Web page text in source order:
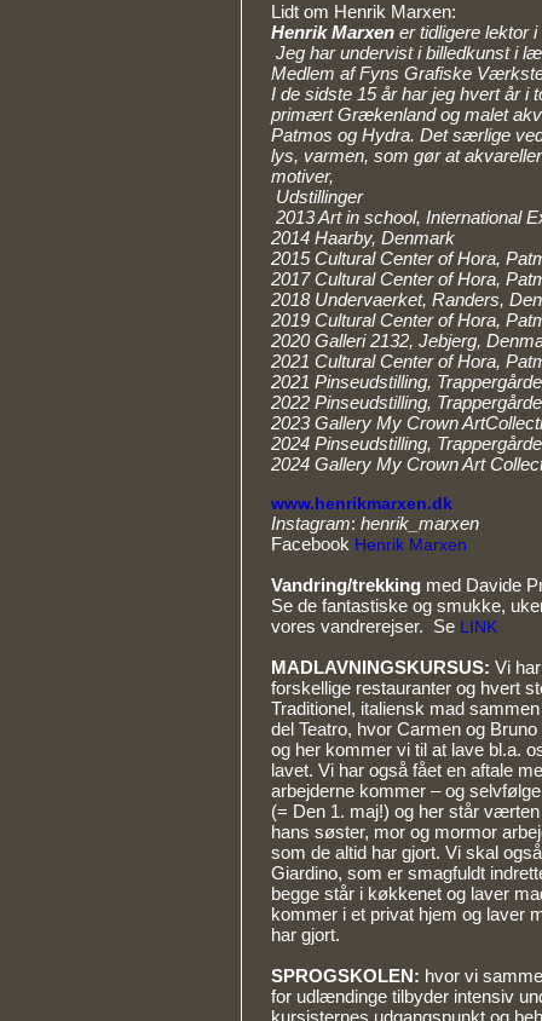
Lidt om Henrik Marxen:
Henrik Marxen er tidligere lektor
Jeg har undervist i billedkunst i
Medlem af Fyns Grafiske
I de sidste 15 år har jeg hvert år i
primært Grækenland og malet
Patmos og Hydra. Det særlige
lys, varmen, som gør at
motiver,
Udstillinger
2013 Art in school, International
2014 Haarby, Denmark
2015 Cultural Center of Hora,
2017 Cultural Center of Hora,
2018 Undervaerket, Randers,
2019 Cultural Center of Hora,
2020 Galleri 2132, Jebjerg,
2021 Cultural Center of Hora,
2021 Pinseudstilling,
2022 Pinseudstilling,
2023 Gallery My Crown
2024 Pinseudstilling,
2024 Gallery My Crown Art
www.henrikmarxen.dk
Instagram: henrik_marxen
Facebook Henrik Marxen
Vandring/trekking med Davide
Se de fantastiske og smukke,
vores vandrerejser. Se LINK
MADLAVNINGSKURSUS: Vi
forskellige restauranter og hvert
Traditionel, italiensk mad
del Teatro, hvor Carmen og
og her kommer vi til at lave bl.a.
lavet. Vi har også fået en aftale
arbejderne kommer – og
(= Den 1. maj!) og her står
hans søster, mor og mormor
som de altid har gjort. Vi skal
Giardino, som er smagfuldt
begge står i køkkenet og laver
kommer i et privat hjem og laver
har gjort.
SPROGSKOLEN: hvor vi
for udlændinge tilbyder intensiv
kursisternes udgangspunkt og